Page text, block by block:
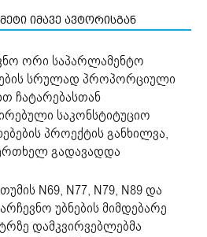
მეტი იმავე ავტორისგან
ორი საპარლამენტო
სრულად პროპორციული
ჩატარებასთან
საკონსტიტუციო
პროექტის განხილვა,
გადავადდა
N69, N77, N79, N89 და
უბნების მიმდებარე
დამკვირვებლებმა